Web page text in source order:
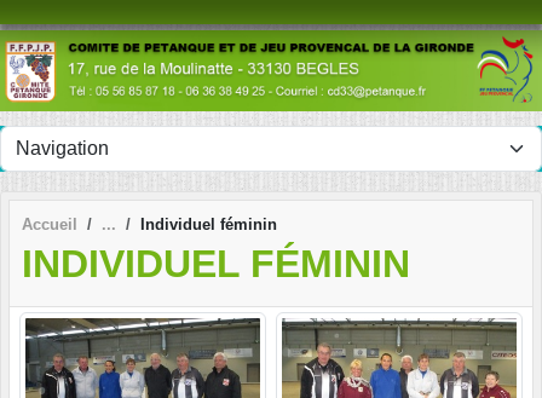
Accueil Individuel féminin
INDIVIDUEL FÉMININ